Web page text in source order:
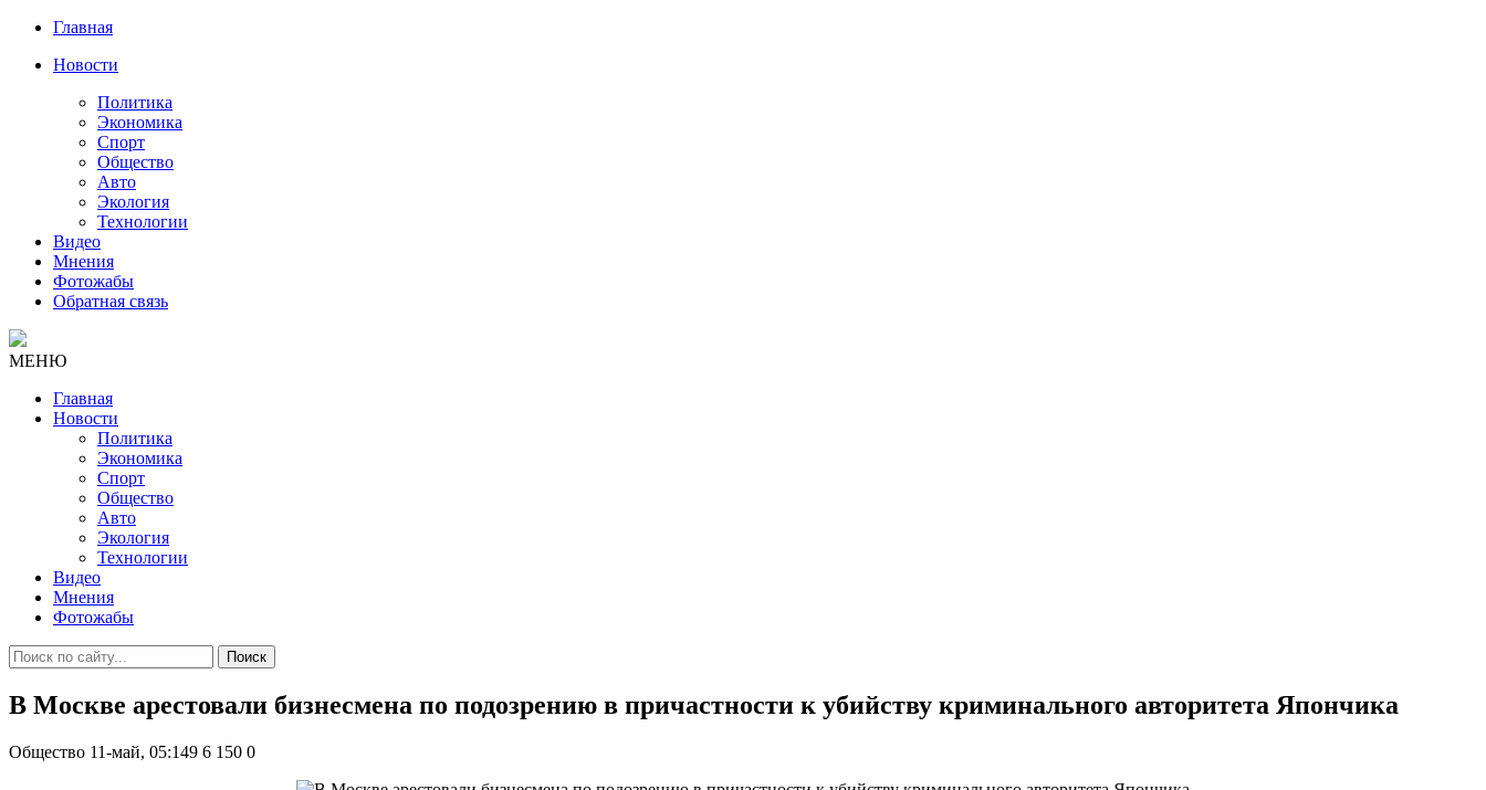
Главная
Новости
Политика
Экономика
Спорт
Общество
Авто
Экология
Технологии
Видео
Мнения
Фотожабы
Обратная связь
МЕНЮ
Главная
Новости
Политика
Экономика
Спорт
Общество
Авто
Экология
Технологии
Видео
Мнения
Фотожабы
Поиск
В Москве арестовали бизнесмена по подозрению в причастности к убийству криминального авторитета Япончика
Общество 11-май, 05:149 6 150 0